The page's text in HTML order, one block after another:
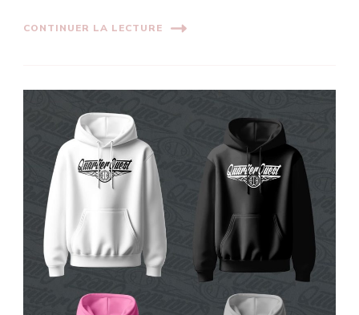
CONTINUER LA LECTURE